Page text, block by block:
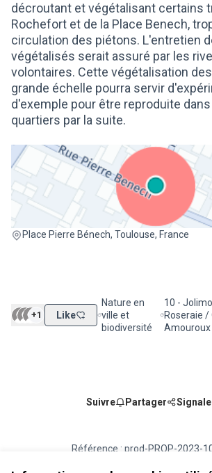
décroutant et végétalisant certains
Rochefort et de la Place Benech,
circulation des piétons. L'entretien
végétalisés serait assuré par les
volontaires. Cette végétalisation
grande échelle pourra servir
d'exemple pour être reproduite
quartiers par la suite.
Place Pierre Bénech, Toulouse, France
(Lien externe)
+1 Like Filtrer les résultats de la
Nature en
ville et
biodiversité
Filtrer les
10 -
Roseraie
Amouroux
Suivre Partager
Référence : prod-PROP-2023-